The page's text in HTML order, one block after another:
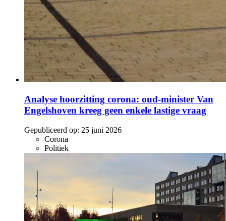
Analyse hoorzitting corona: oud-minister Van
Engelshoven kreeg geen enkele lastige vraag
Gepubliceerd op: 25 juni 2026
Corona
Politiek